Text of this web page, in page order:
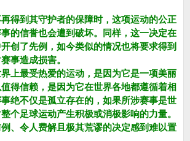
得到其守护者的保障时，这项运动的公正
的信誉也会遭到破坏。同样，这一决定在
创了先例，如今类似的情况也将要求得到
事造成损害。
上最受热爱的运动，是因为它是一项美丽
得信赖，是因为它在世界各地都遵循着相
绝不仅是孤立存在的，如果所涉赛事是世
个足球运动产生积极或消极影响的力量。
、令人费解且极其荒谬的决定感到难以置